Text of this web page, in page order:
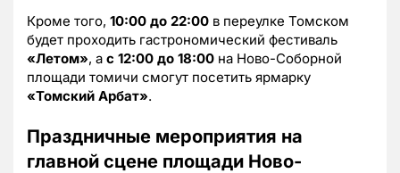
Кроме того, 10:00 до 22:00 в переулке Томском
будет проходить гастрономический фестиваль
«Летом», а с 12:00 до 18:00 на Ново-Соборной
площади томичи смогут посетить ярмарку
«Томский Арбат».
Праздничные мероприятия на
главной сцене площади Ново-